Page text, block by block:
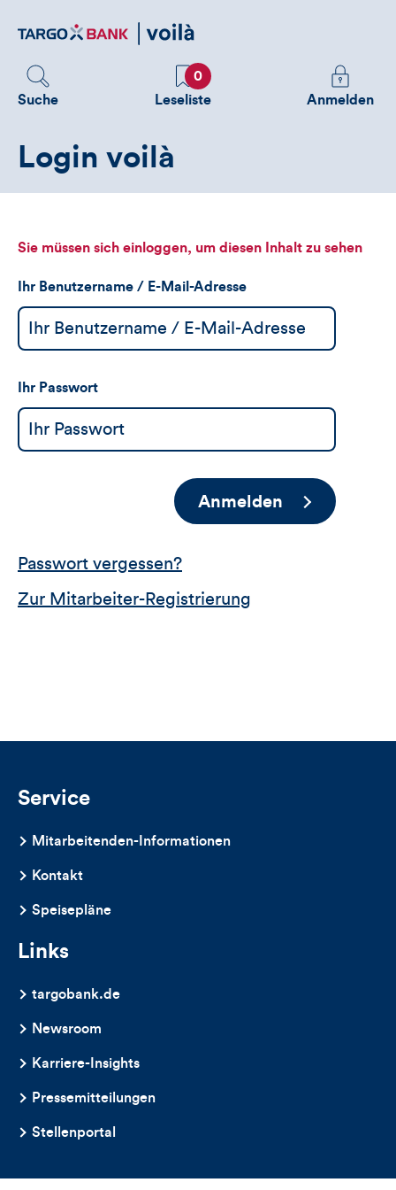
zum
Suche
Favoriten
0
Leseliste
Melden
Sie
sehen
Anmelden
Login voilà
Sie müssen sich einloggen, um diesen Inhalt zu sehen
Ihr Benutzername / E-Mail-Adresse
Ihr Passwort
Anmelden
Passwort vergessen?
Zur Mitarbeiter-Registrierung
Service
Mitarbeitenden-Informationen
Kontakt
Speisepläne
Links
targobank.de
Newsroom
Karriere-Insights
Pressemitteilungen
Stellenportal